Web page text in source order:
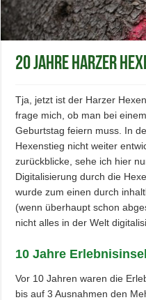
20 Jahre Harzer
Tja, jetzt ist der Harzer
frage mich, ob man bei
Geburtstag feiern muss. In
Hexenstieg nicht weiter
zurückblicke, sehe ich hier
Digitalisierung durch die
wurde zum einen durch
(wenn überhaupt schon
nicht alles in der Welt
10 Jahre
Vor 10 Jahren waren die
bis auf 3 Ausnahmen den